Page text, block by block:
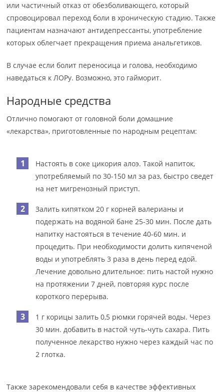
или частичный отказ от обезболивающего, который
спровоцировал переход боли в хроническую стадию. Также
пациентам назначают антидепрессанты, употребление
которых облегчает прекращения приема анальгетиков.
В случае если болит переносица и голова, необходимо
наведаться к ЛОРу. Возможно, это гайморит.
Народные средства
Отлично помогают от головной боли домашние
«лекарства», приготовленные по народным рецептам:
Настоять в соке цикория алоэ. Такой напиток,
употребляемый по 30-150 мл за раз, быстро сведет
на нет мигренозный приступ.
Залить кипятком 20 г корней валерианы и
подержать на водяной бане 25-30 мин. После дать
напитку настояться в течение 40-60 мин. и
процедить. При необходимости долить кипяченой
воды и употреблять 3 раза в день перед едой.
Лечение довольно длительное: пить настой нужно
на протяжении 7 дней, повторяя курс после
короткого перерыва.
1 г корицы залить 0,5 рюмки горячей воды. Через
30 мин. добавить в настой чуть-чуть сахара. Пить
полученное лекарство нужно через каждый час по
2 глотка.
Также зарекомендовали себя в качестве эффективных